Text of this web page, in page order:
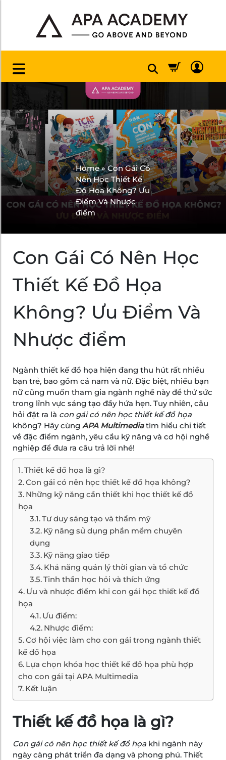
Home»Con Gái Có
Nên Học Thiết Kế
Đồ Họa Không? Ưu
Điểm Và Nhược
điểm
Con Gái Có Nên Học
Thiết Kế Đồ Họa
Không? Ưu Điểm Và
Nhược điểm
Ngành thiết kế đồ họa hiện đang thu hút rất nhiều
bạn trẻ, bao gồm cả nam và nữ. Đặc biệt, nhiều bạn
nữ cũng muốn tham gia ngành nghề này để thử sức
trong lĩnh vực sáng tạo đầy hứa hẹn. Tuy nhiên, câu
hỏi đặt ra là con gái có nên học thiết kế đồ họa
không? Hãy cùng APA Multimediatìm hiểu chi tiết
về đặc điểm ngành, yêu cầu kỹ năng và cơ hội nghề
nghiệp để đưa ra câu trả lời nhé!
Thiết kế đồ họa là gì?
Con gái có nên học thiết kế đồ họa không?
Những kỹ năng cần thiết khi học thiết kế đồ
họa
Tư duy sáng tạo và thẩm mỹ
Kỹ năng sử dụng phần mềm chuyên
dụng
Kỹ năng giao tiếp
Khả năng quản lý thời gian và tổ chức
Tinh thần học hỏi và thích ứng
Ưu và nhược điểm khi con gái học thiết kế đồ
họa
Ưu điểm:
Nhược điểm:
Cơ hội việc làm cho con gái trong ngành thiết
kế đồ họa
Lựa chọn khóa học thiết kế đồ họa phù hợp
cho con gái tại APA Multimedia
Kết luận
Thiết kế đồ họa là gì?
Con gái có nên học thiết kế đồ họa khi ngành này
ngày càng phát triển đa dạng và phong phú. Thiết